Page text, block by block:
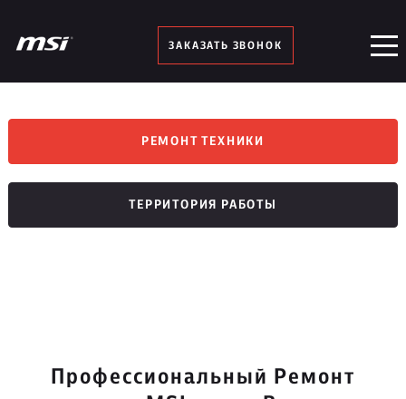
ЗАКАЗАТЬ ЗВОНОК
РЕМОНТ ТЕХНИКИ
ТЕРРИТОРИЯ РАБОТЫ
Профессиональный Ремонт